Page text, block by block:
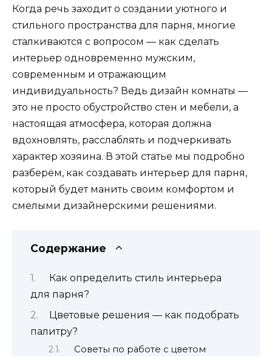
Когда речь заходит о создании уютного и
стильного пространства для парня, многие
сталкиваются с вопросом — как сделать
интерьер одновременно мужским,
современным и отражающим
индивидуальность? Ведь дизайн комнаты —
это не просто обустройство стен и мебели, а
настоящая атмосфера, которая должна
вдохновлять, расслаблять и подчеркивать
характер хозяина. В этой статье мы подробно
разберём, как создавать интерьер для парня,
который будет манить своим комфортом и
смелыми дизайнерскими решениями.
Содержание
Как определить стиль интерьера
для парня?
Цветовые решения — как подобрать
палитру?
Советы по работе с цветом